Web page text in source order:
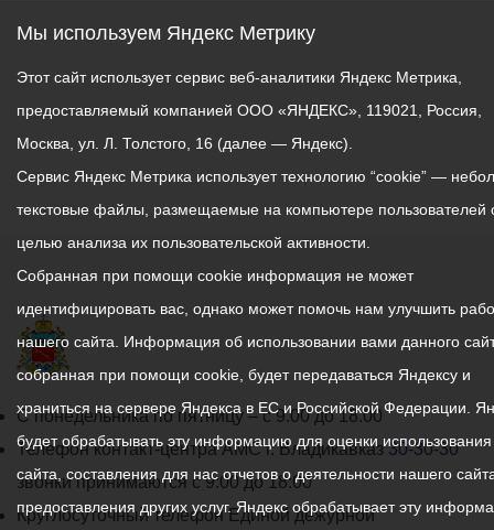
График
работы
администрации
местного
С понедельника по пятницу – с 9.00 до 18.00
Телефон контакт-центра АМС г. Владикавказ30-30-30
звонки принимаются с 9:00 до 18:00
Круглосуточный телефон Единой дежурной
Мы используем Яндекс Метрику
Этот сайт использует сервис веб-аналитики Яндекс Метрика,
предоставляемый компанией ООО «ЯНДЕКС», 119021, Россия,
Москва, ул. Л. Толстого, 16 (далее — Яндекс).
Сервис Яндекс Метрика использует технологию “cookie” —
текстовые файлы, размещаемые на компьютере пользователей
целью анализа их пользовательской активности.
Собранная при помощи cookie информация не может
идентифицировать вас, однако может помочь нам улучшить
нашего сайта. Информация об использовании вами данного
собранная при помощи cookie, будет передаваться Яндексу и
храниться на сервере Яндекса в ЕС и Российской Федерации.
будет обрабатывать эту информацию для оценки
сайта, составления для нас отчетов о деятельности нашего
предоставления других услуг. Яндекс обрабатывает эту